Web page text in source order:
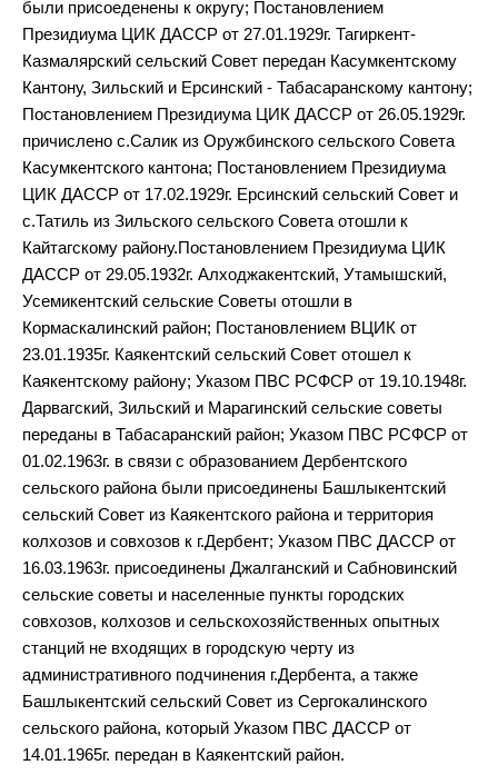
были присоеденены к округу; Постановлением
Президиума ЦИК ДАССР от 27.01.1929г. Тагиркент-
Казмалярский сельский Совет передан Касумкентскому
Кантону, Зильский и Ерсинский - Табасаранскому кантону;
Постановлением Президиума ЦИК ДАССР от 26.05.1929г.
причислено с.Салик из Оружбинского сельского Совета
Касумкентского кантона; Постановлением Президиума
ЦИК ДАССР от 17.02.1929г. Ерсинский сельский Совет и
с.Татиль из Зильского сельского Совета отошли к
Кайтагскому району.Постановлением Президиума ЦИК
ДАССР от 29.05.1932г. Алходжакентский, Утамышский,
Усемикентский сельские Советы отошли в
Кормаскалинский район; Постановлением ВЦИК от
23.01.1935г. Каякентский сельский Совет отошел к
Каякентскому району; Указом ПВС РСФСР от 19.10.1948г.
Дарвагский, Зильский и Марагинский сельские советы
переданы в Табасаранский район; Указом ПВС РСФСР от
01.02.1963г. в связи с образованием Дербентского
сельского района были присоединены Башлыкентский
сельский Совет из Каякентского района и территория
колхозов и совхозов к г.Дербент; Указом ПВС ДАССР от
16.03.1963г. присоединены Джалганский и Сабновинский
сельские советы и населенные пункты городских
совхозов, колхозов и сельскохозяйственных опытных
станций не входящих в городскую черту из
административного подчинения г.Дербента, а также
Башлыкентский сельский Совет из Сергокалинского
сельского района, который Указом ПВС ДАССР от
14.01.1965г. передан в Каякентский район.